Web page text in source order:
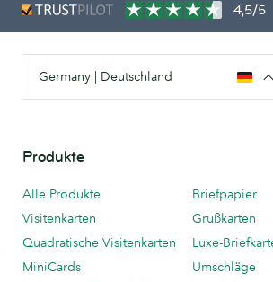
4,5/5
Germany | Deutschland
Produkte
Alle Produkte
Visitenkarten
Quadratische Visitenkarten
MiniCards
Briefpapier
Grußkarten
Luxe-
Umschläge